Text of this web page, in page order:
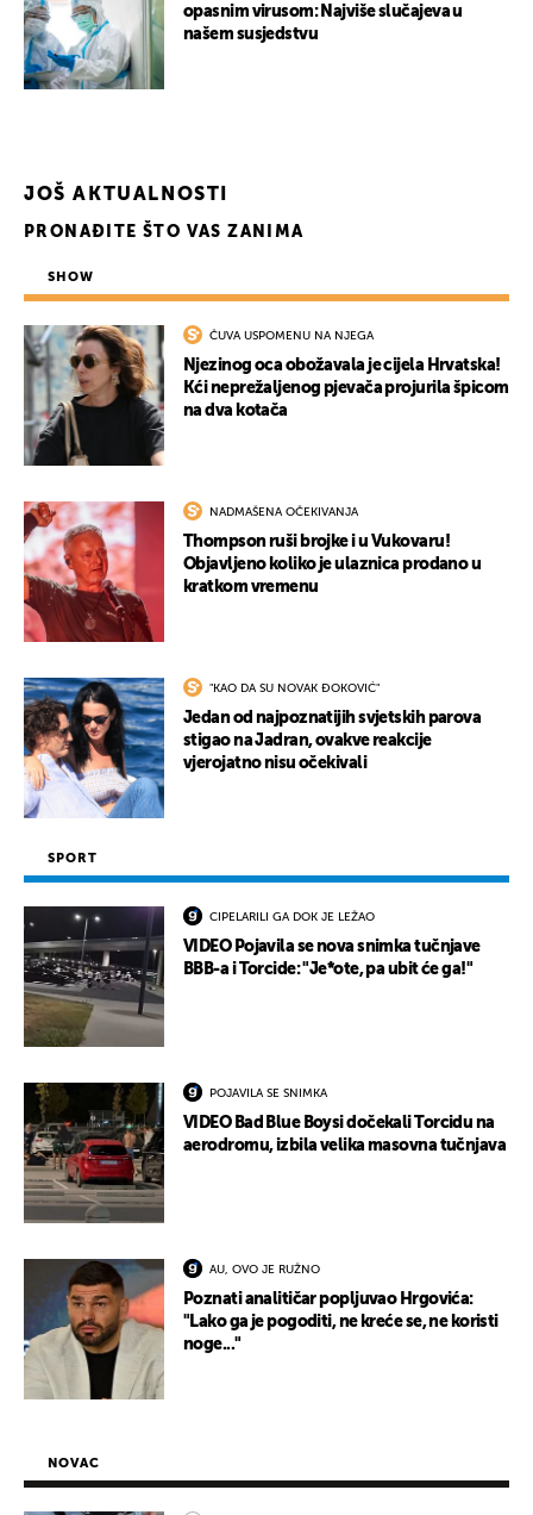
opasnim virusom: Najviše slučajeva u
našem susjedstvu
JOŠ AKTUALNOSTI
PRONAĐITE ŠTO VAS ZANIMA
SHOW
ČUVA USPOMENU NA NJEGA
Njezinog oca obožavala je cijela Hrvatska!
Kći neprežaljenog pjevača projurila špicom
na dva kotača
NADMAŠENA OČEKIVANJA
Thompson ruši brojke i u Vukovaru!
Objavljeno koliko je ulaznica prodano u
kratkom vremenu
"KAO DA SU NOVAK ĐOKOVIĆ"
Jedan od najpoznatijih svjetskih parova
stigao na Jadran, ovakve reakcije
vjerojatno nisu očekivali
SPORT
CIPELARILI GA DOK JE LEŽAO
VIDEO Pojavila se nova snimka tučnjave
BBB-a i Torcide: "Je*ote, pa ubit će ga!"
POJAVILA SE SNIMKA
VIDEO Bad Blue Boysi dočekali Torcidu na
aerodromu, izbila velika masovna tučnjava
AU, OVO JE RUŽNO
Poznati analitičar popljuvao Hrgovića:
"Lako ga je pogoditi, ne kreće se, ne koristi
noge..."
NOVAC